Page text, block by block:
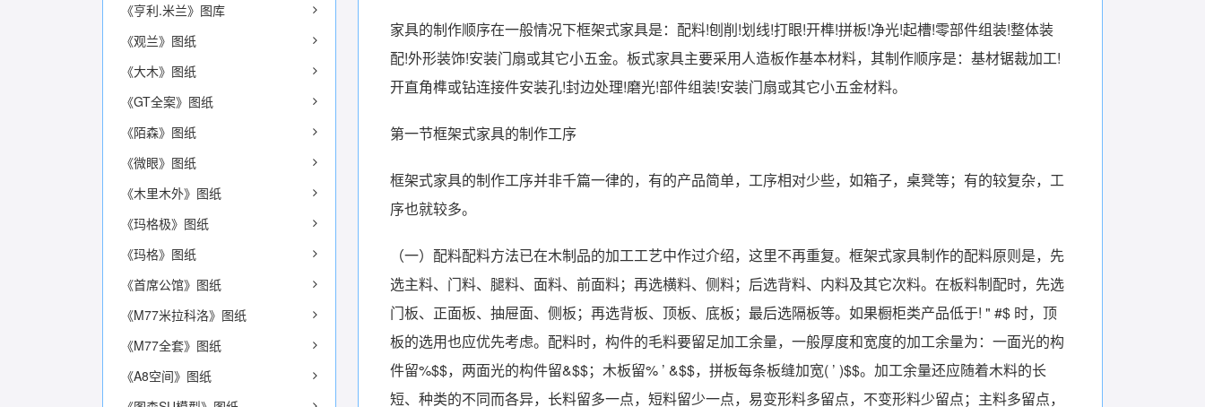
《亨利.米兰》图库
《观兰》图纸
《大木》图纸
《GT全案》图纸
《陌森》图纸
《微眼》图纸
《木里木外》图纸
《玛格极》图纸
《玛格》图纸
《首席公馆》图纸
《M77米拉科洛》图纸
《M77全套》图纸
《A8空间》图纸
家具的制作顺序在一般情况下框架式家具是：配料!刨削!划线!打眼!开榫!拼板!净光!起槽!零部件组装!整体装
配!外形装饰!安装门扇或其它小五金。板式家具主要采用人造板作基本材料，其制作顺序是：基材锯裁加工!
开直角榫或钻连接件安装孔!封边处理!磨光!部件组装!安装门扇或其它小五金材料。
第一节框架式家具的制作工序
框架式家具的制作工序并非千篇一律的，有的产品简单，工序相对少些，如箱子，桌凳等；有的较复杂，工
序也就较多。
（一）配料配料方法已在木制品的加工工艺中作过介绍，这里不再重复。框架式家具制作的配料原则是，先
选主料、门料、腿料、面料、前面料；再选横料、侧料；后选背料、内料及其它次料。在板料制配时，先选
门板、正面板、抽屉面、侧板；再选背板、顶板、底板；最后选隔板等。如果橱柜类产品低于! " #$ 时，顶
板的选用也应优先考虑。配料时，构件的毛料要留足加工余量，一般厚度和宽度的加工余量为：一面光的构
件留%$$，两面光的构件留&$$；木板留% ’ &$$，拼板每条板缝加宽( ’ )$$。加工余量还应随着木料的长
短、种类的不同而各异，长料留多一点，短料留少一点，易变形料多留点，不变形料少留点；主料多留点，